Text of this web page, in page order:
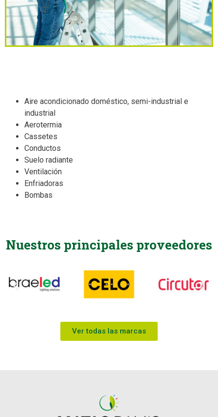
Aire acondicionado doméstico, semi-industrial e
industrial
Aerotermia
Cassetes
Conductos
Suelo radiante
Ventilación
Enfriadoras
Bombas
Nuestros principales proveedores
Ver todas las marcas